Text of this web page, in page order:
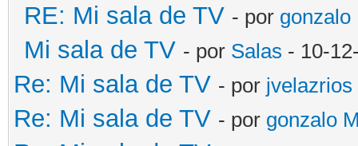
RE: Mi sala de TV - por gonzalo
Mi sala de TV - por Salas - 10-
Re: Mi sala de TV - por jvelazrios
Re: Mi sala de TV - por gonzalo